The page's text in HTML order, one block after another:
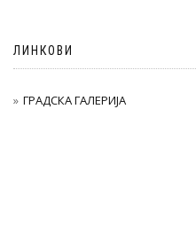
ЛИНКОВИ
ГРАДСКА ГАЛЕРИЈА